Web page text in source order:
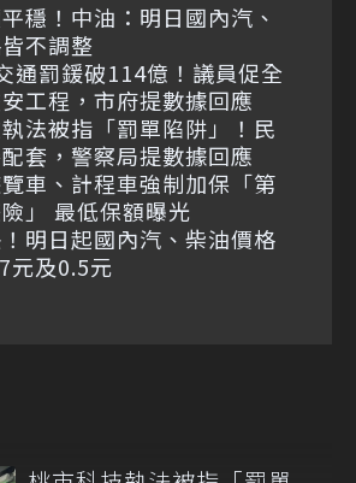
穩！中油：明日國內汽、
不調整
通罰鍰破114億！議員促全
工程，市府提數據回應
法被指「罰單陷阱」！民
套，警察局提數據回應
車、計程車強制加保「第
」 最低保額曝光
明日起國內汽、柴油價格
元及0.5元